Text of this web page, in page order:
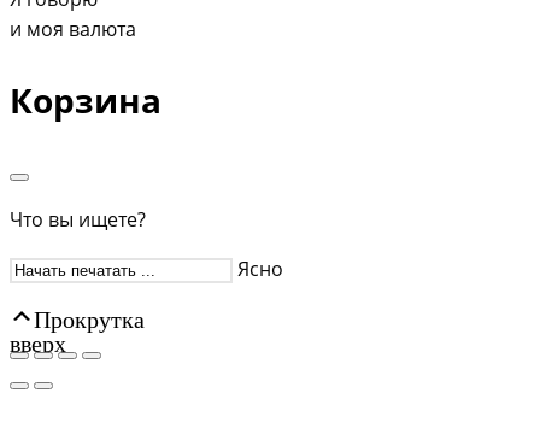
и моя валюта
Корзина
Что вы ищете?
Ясно
Прокрутка
вверх